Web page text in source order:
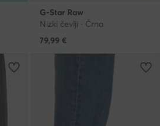
G-Star Raw
Nizki čevlji · Črna
79,99 €